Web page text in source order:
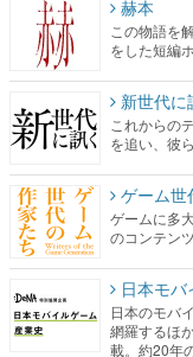
新世代に
これからの
を追い、彼
ゲーム世
ゲームに多
のコンテン
日本モバ
日本のモバ
網羅するほ
若ゲのい
『うつヌケ
生によるゲ